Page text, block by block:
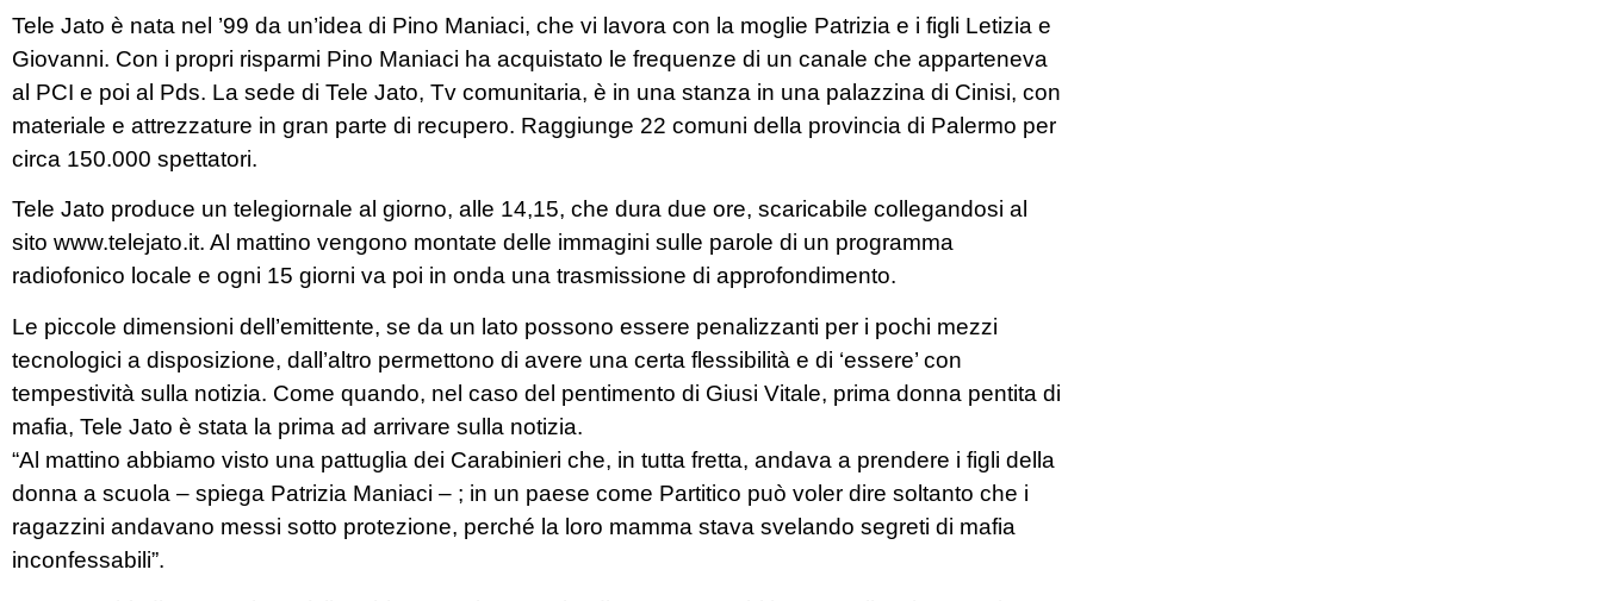
Tele Jato è nata nel ’99 da un’idea di Pino Maniaci, che vi lavora con la moglie Patrizia e i figli Letizia e
Giovanni. Con i propri risparmi Pino Maniaci ha acquistato le frequenze di un canale che apparteneva
al PCI e poi al Pds. La sede di Tele Jato, Tv comunitaria, è in una stanza in una palazzina di Cinisi, con
materiale e attrezzature in gran parte di recupero. Raggiunge 22 comuni della provincia di Palermo per
circa 150.000 spettatori.
Tele Jato produce un telegiornale al giorno, alle 14,15, che dura due ore, scaricabile collegandosi al
sito www.telejato.it. Al mattino vengono montate delle immagini sulle parole di un programma
radiofonico locale e ogni 15 giorni va poi in onda una trasmissione di approfondimento.
Le piccole dimensioni dell’emittente, se da un lato possono essere penalizzanti per i pochi mezzi
tecnologici a disposizione, dall’altro permettono di avere una certa flessibilità e di ‘essere’ con
tempestività sulla notizia. Come quando, nel caso del pentimento di Giusi Vitale, prima donna pentita di
mafia, Tele Jato è stata la prima ad arrivare sulla notizia.
“Al mattino abbiamo visto una pattuglia dei Carabinieri che, in tutta fretta, andava a prendere i figli della
donna a scuola – spiega Patrizia Maniaci – ; in un paese come Partitico può voler dire soltanto che i
ragazzini andavano messi sotto protezione, perché la loro mamma stava svelando segreti di mafia
inconfessabili”.